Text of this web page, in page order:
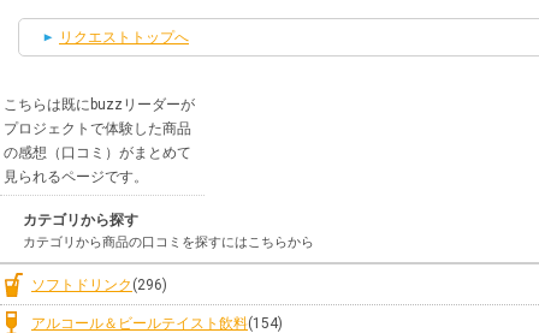
リクエストトップへ
こちらは既にbuzzリーダーが
プロジェクトで体験した商品
の感想（口コミ）がまとめて
見られるページです。
カテゴリから探す
カテゴリから商品の口コミを探すにはこちらから
ソフトドリンク (296)
アルコール＆ビールテイスト飲料(154)